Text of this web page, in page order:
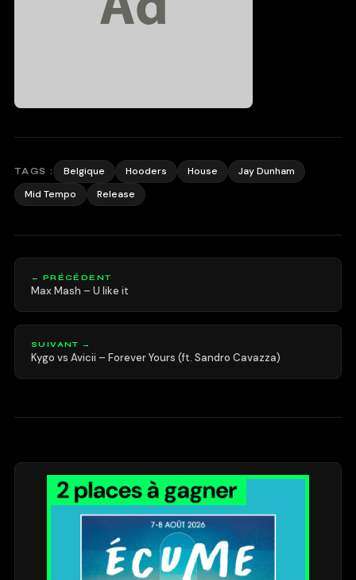
TAGS : Belgique Hooders House
Jay Dunham
Mid Tempo
Release
← PRÉCÉDENT
Max Mash – U like it
SUIVANT →
Kygo vs Avicii – Forever Yours (ft. Sandro Cavazza)